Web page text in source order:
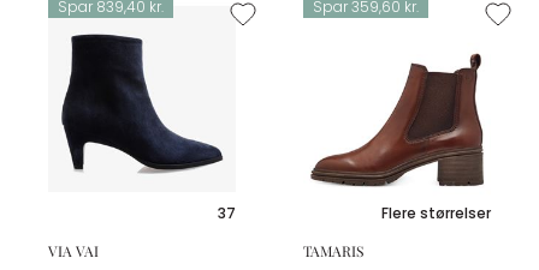
Spar 839,40 kr.
37
VIA VAI
Spar 359,60 kr.
Flere størrelser
TAMARIS